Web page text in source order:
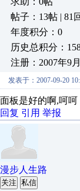
帖子：13帖 | 81
年度积分：0
历史总积分：
注册：2007年9
发表于：2007-09-20
面板是好的啊,呵呵
回复 引用 举报
漫步人生路
关注 私信